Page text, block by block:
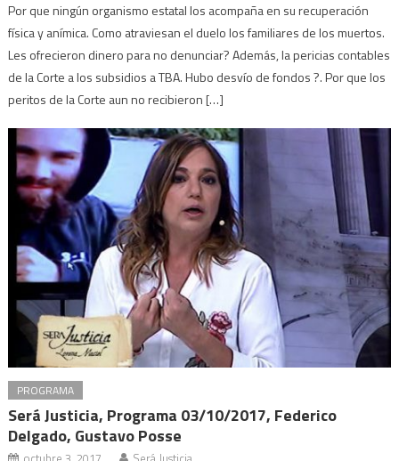
Por que ningún organismo estatal los acompaña en su recuperación
física y anímica. Como atraviesan el duelo los familiares de los muertos.
Les ofrecieron dinero para no denunciar? Además, la pericias contables
de la Corte a los subsidios a TBA. Hubo desvío de fondos ?. Por que los
peritos de la Corte aun no recibieron […]
PROGRAMA
Será Justicia, Programa 03/10/2017, Federico
Delgado, Gustavo Posse